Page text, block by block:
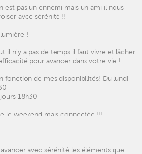
est pas un ennemi mais un ami il nous
avec sérénité !!
!
il n'y a pas de temps il faut vivre et lâcher
pour avancer dans votre vie !
fonction de mes disponibilités! Du lundi
18h30
le weekend mais connectée !!!
avec sérénité les éléments que